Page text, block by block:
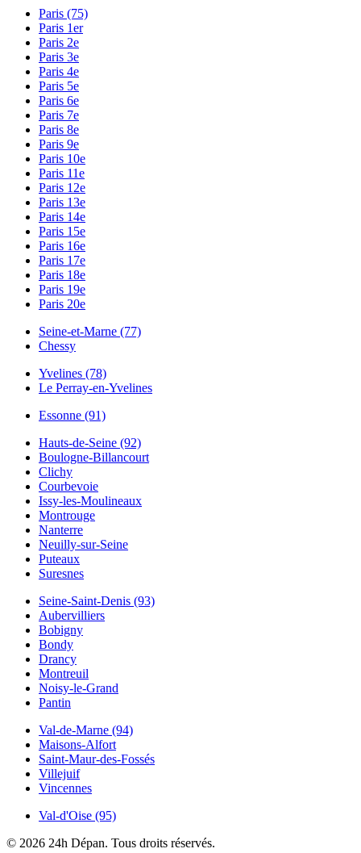
Paris (75)
Paris 1er
Paris 2e
Paris 3e
Paris 4e
Paris 5e
Paris 6e
Paris 7e
Paris 8e
Paris 9e
Paris 10e
Paris 11e
Paris 12e
Paris 13e
Paris 14e
Paris 15e
Paris 16e
Paris 17e
Paris 18e
Paris 19e
Paris 20e
Seine-et-Marne (77)
Chessy
Yvelines (78)
Le Perray-en-Yvelines
Essonne (91)
Hauts-de-Seine (92)
Boulogne-Billancourt
Clichy
Courbevoie
Issy-les-Moulineaux
Montrouge
Nanterre
Neuilly-sur-Seine
Puteaux
Suresnes
Seine-Saint-Denis (93)
Aubervilliers
Bobigny
Bondy
Drancy
Montreuil
Noisy-le-Grand
Pantin
Val-de-Marne (94)
Maisons-Alfort
Saint-Maur-des-Fossés
Villejuif
Vincennes
Val-d'Oise (95)
© 2026 24h Dépan. Tous droits réservés.